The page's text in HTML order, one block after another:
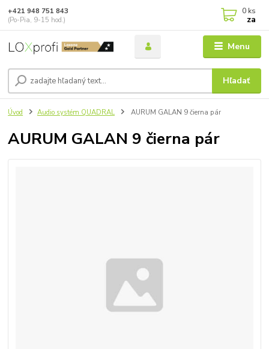
Menu
Hľadať
+421 948 751 843
(Po-Pia, 9-15 hod.)
0 ks
za
Úvod Audio systém QUADRAL AURUM GALAN 9 čierna pár
AURUM GALAN 9 čierna pár